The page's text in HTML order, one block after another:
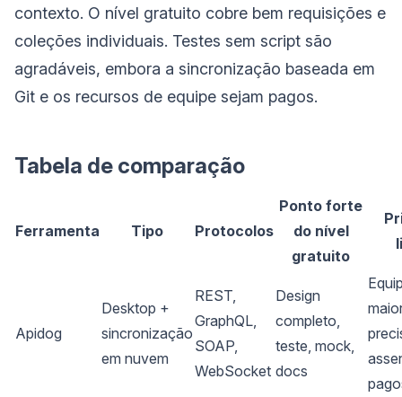
contexto. O nível gratuito cobre bem requisições e
coleções individuais. Testes sem script são
agradáveis, embora a sincronização baseada em
Git e os recursos de equipe sejam pagos.
Tabela de comparação
Ferramenta Tipo Protocolos
Ponto forte
do nível
gratuito
Apidog
Desktop +
sincronização
em nuvem
REST,
GraphQL,
SOAP,
WebSocket
Design
completo,
teste, mock,
docs